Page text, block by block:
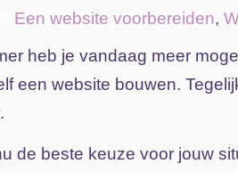
Een website voorbereiden,
heb je vandaag meer
een website bouwen.
.
de beste keuze voor jouw